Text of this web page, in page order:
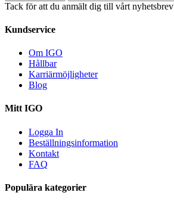
Tack för att du anmält dig till vårt nyhetsbrev
Kundservice
Om IGO
Hållbar
Karriärmöjligheter
Blog
Mitt IGO
Logga In
Beställningsinformation
Kontakt
FAQ
Populära kategorier